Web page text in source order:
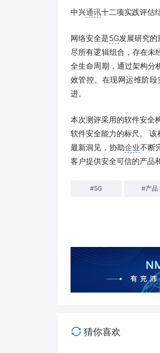
中兴通讯十二项实践评估
网络安全是5G发展研究
尽所有逻辑组合，存在未
全生命周期，通过架构分
效管控。在现网运维阶
进。
本次测评采用的软件安全
软件安全能力的标尺。
最新洞见，协助企业不断
客户提供安全可信的产品
#5G #产品
猜你喜欢